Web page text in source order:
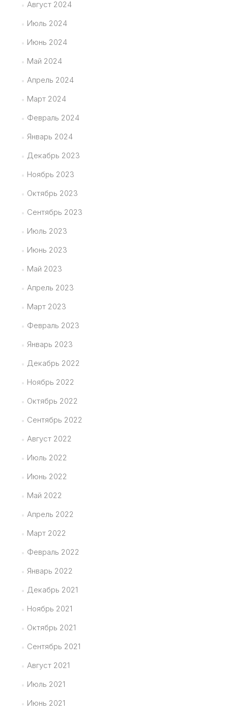
Август 2024
Июль 2024
Июнь 2024
Май 2024
Апрель 2024
Март 2024
Февраль 2024
Январь 2024
Декабрь 2023
Ноябрь 2023
Октябрь 2023
Сентябрь 2023
Июль 2023
Июнь 2023
Май 2023
Апрель 2023
Март 2023
Февраль 2023
Январь 2023
Декабрь 2022
Ноябрь 2022
Октябрь 2022
Сентябрь 2022
Август 2022
Июль 2022
Июнь 2022
Май 2022
Апрель 2022
Март 2022
Февраль 2022
Январь 2022
Декабрь 2021
Ноябрь 2021
Октябрь 2021
Сентябрь 2021
Август 2021
Июль 2021
Июнь 2021